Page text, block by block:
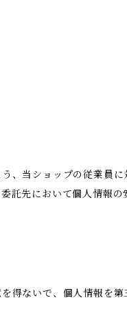
、当ショップの従業員に
託先において個人情報の
得ないで、個人情報を第